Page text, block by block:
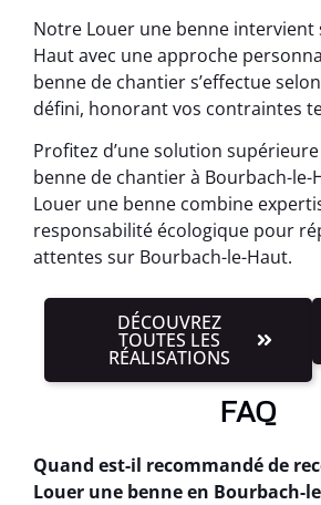
Notre Louer une benne intervient
Haut avec une approche
benne de chantier s’effectue
défini, honorant vos contraintes
Profitez d’une solution
benne de chantier à Bourbach-le-
Louer une benne combine
responsabilité écologique pour
attentes sur Bourbach-le-Haut.
DÉCOUVREZ
TOUTES LES
RÉALISATIONS
FAQ
Quand est-il recommandé de
Louer une benne en Bourbach-